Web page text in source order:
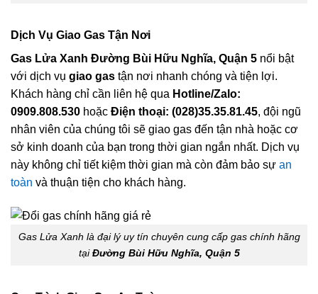
Dịch Vụ Giao Gas Tận Nơi
Gas Lửa Xanh Đường Bùi Hữu Nghĩa, Quận 5 nổi bật
với dịch vụ giao gas tận nơi nhanh chóng và tiện lợi.
Khách hàng chỉ cần liên hệ qua Hotline/Zalo:
0909.808.530 hoặc Điện thoại: (028)35.35.81.45, đội ngũ
nhân viên của chúng tôi sẽ giao gas đến tận nhà hoặc cơ
sở kinh doanh của bạn trong thời gian ngắn nhất. Dịch vụ
này không chỉ tiết kiệm thời gian mà còn đảm bảo sự an
toàn và thuận tiện cho khách hàng.
Gas Lửa Xanh là đại lý uy tín chuyên cung cấp gas chính hãng
tạiĐường Bùi Hữu Nghĩa, Quận 5